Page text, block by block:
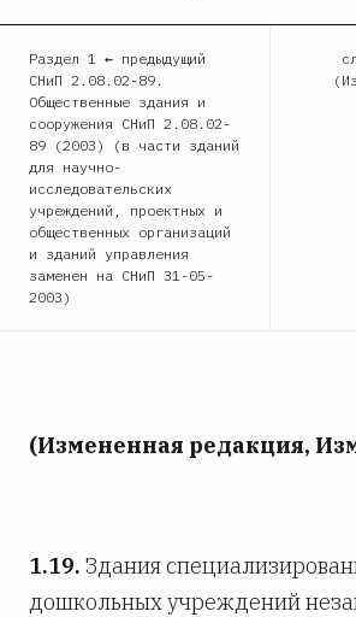
Раздел 1 ← предыдущий
СНиП 2.08.02-89.
Общественные здания и
сооружения СНиП 2.08.02-
89 (2003) (в части зданий
для научно-
исследовательских
учреждений, проектных и
общественных организаций
и зданий управления
заменен на СНиП 31-05-
2003)
(Измененная редакция,
1.19. Здания
дошкольных учреждений